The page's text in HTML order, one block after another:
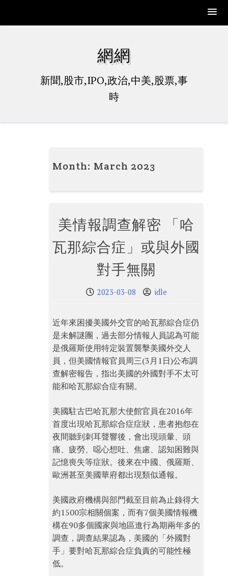
網網
新聞,股市,IPO,政治,中美,股票,事
時
Month: March 2023
美情報調查解密 「哈
瓦那綜合症」或與外國
對手無關
2023-03-08 idle
近年來困擾美國外交官的哈瓦那綜合症仍
是未解謎團，過去部分情報人員認為可能
是俄羅斯使用特定裝置襲擊美國外交人
員，但美國情報官員周三(3月1日)公布調
查解密報告，指出美國的外國對手不太可
能和哈瓦那綜合症有關。
美國駐古巴哈瓦那大使館官員在2016年
首度出現哈瓦那綜合症症狀，患者抱怨在
夜間聽到刺耳聲響後，會出現頭暈、頭
痛、疲勞、噁心想吐、焦慮、認知困難與
記憶喪失等症狀。後來在中國、俄羅斯、
歐洲甚至美國華府都出現類似通報。
美國政府機構與部門截至目前為止錄得大
約1500宗相關個案，而有7個美國情報機
構在90多個國家與地區進行為期兩年多的
調查，調查結果認為，美國的「外國對
手」要對哈瓦那綜合症負責的可能性極
低。